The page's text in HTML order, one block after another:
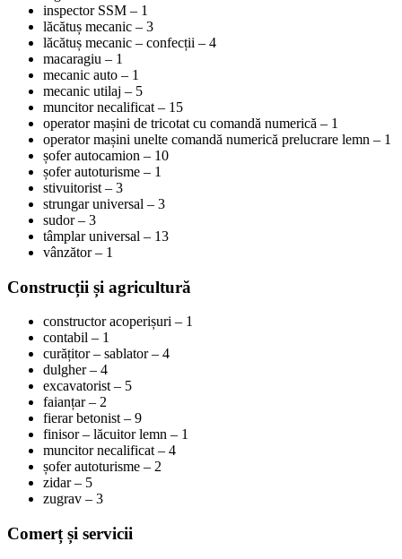
inspector SSM – 1
lăcătuș mecanic – 3
lăcătuș mecanic – confecții – 4
macaragiu – 1
mecanic auto – 1
mecanic utilaj – 5
muncitor necalificat – 15
operator mașini de tricotat cu comandă numerică – 1
operator mașini unelte comandă numerică prelucrare lemn – 1
șofer autocamion – 10
șofer autoturisme – 1
stivuitorist – 3
strungar universal – 3
sudor – 3
tâmplar universal – 13
vânzător – 1
Construcții și agricultură
constructor acoperișuri – 1
contabil – 1
curățitor – sablator – 4
dulgher – 4
excavatorist – 5
faianțar – 2
fierar betonist – 9
finisor – lăcuitor lemn – 1
muncitor necalificat – 4
șofer autoturisme – 2
zidar – 5
zugrav – 3
Comerț și servicii